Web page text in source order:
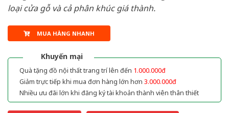
loại cửa gỗ và cả phân khúc giá thành.
MUA HÀNG NHANH
Khuyến mại
Quà tặng đồ nội thất trang trí lên đến 1.000.000đ
Giảm trực tiếp khi mua đơn hàng lớn hơn 3.000.000đ
Nhiều ưu đãi lớn khi đăng ký tài khoản thành viên thân thiết